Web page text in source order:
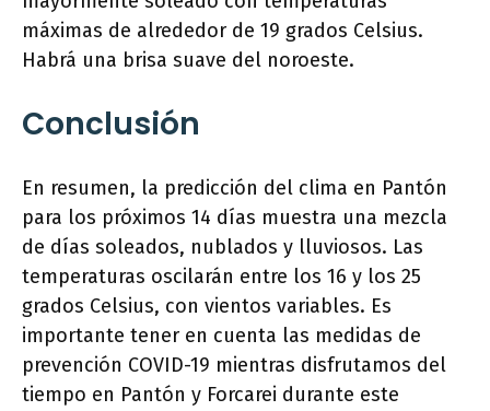
máximas de alrededor de 19 grados Celsius.
Habrá una brisa suave del noroeste.
Conclusión
En resumen, la predicción del clima en Pantón
para los próximos 14 días muestra una mezcla
de días soleados, nublados y lluviosos. Las
temperaturas oscilarán entre los 16 y los 25
grados Celsius, con vientos variables. Es
importante tener en cuenta las medidas de
prevención COVID-19 mientras disfrutamos del
tiempo en Pantón y Forcarei durante este